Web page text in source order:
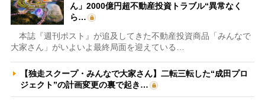
ん」2000億円超不動産投資トラブル“異常なく
ら…
本誌『週刊ポスト』が追及してきた不動産投資商品「みんなで
大家さん」がいよいよ最終局面を迎えている…
【独走スクープ・みんなで大家さん】二転三転した“成田プロ
ジェクト”の計画変更の裏で起き…